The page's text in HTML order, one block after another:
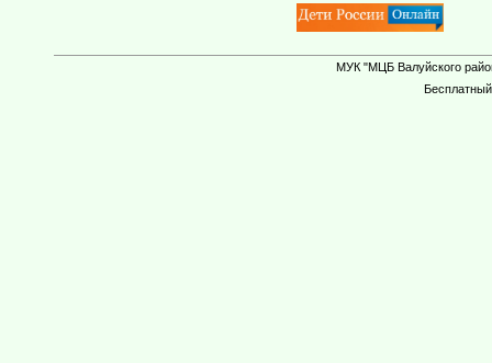
МУК "МЦБ Валуйского